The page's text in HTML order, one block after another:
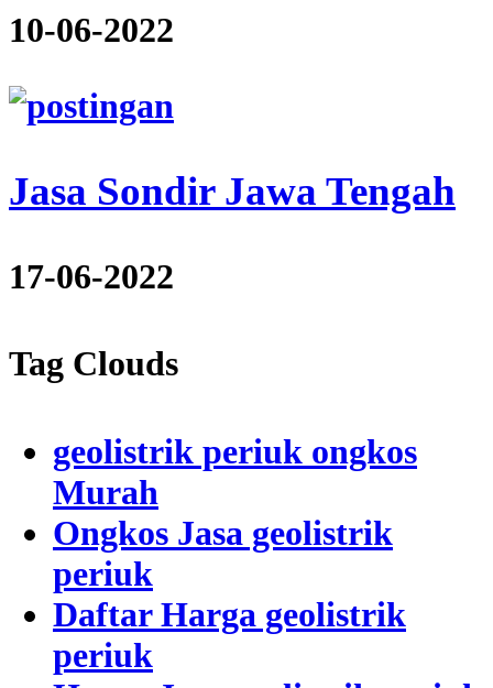
10-06-2022
Jasa Sondir Jawa Tengah
17-06-2022
Tag Clouds
geolistrik periuk ongkos
Murah
Ongkos Jasa geolistrik
periuk
Daftar Harga geolistrik
periuk